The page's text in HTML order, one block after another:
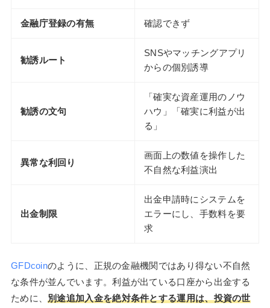
金融庁登録の有無 確認できず
勧誘ルート
SNSやマッチングアプリ
からの個別誘導
勧誘の文句
「確実な資産運用のノウ
ハウ」「確実に利益が出
る」
異常な利回り
画面上の数値を操作した
不自然な利益演出
出金制限
出金申請時にシステムを
エラーにし、手数料を要
求
GFDcoinのように、正規の金融機関ではあり得ない不自然
な条件が並んでいます。利益が出ている口座から出金する
ために、別途追加入金を絶対条件とする運用は、投資の世